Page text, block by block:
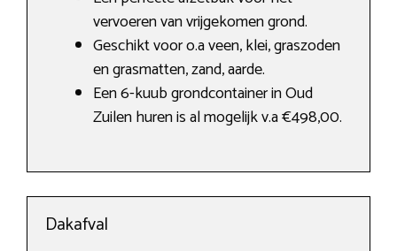
vervoeren van vrijgekomen grond.
Geschikt voor o.a veen, klei, graszoden
en grasmatten, zand, aarde.
Een 6-kuub grondcontainer in Oud
Zuilen huren is al mogelijk v.a €498,00.
Dakafval